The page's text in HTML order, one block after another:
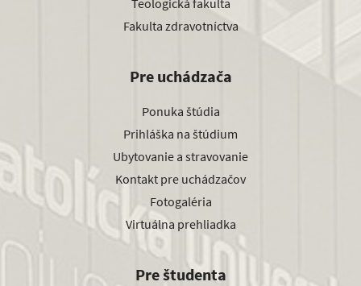
Fakulta zdravotníctva
Pre uchádzača
Ponuka štúdia
Prihláška na štúdium
Ubytovanie a stravovanie
Kontakt pre uchádzačov
Fotogaléria
Virtuálna prehliadka
Pre študenta